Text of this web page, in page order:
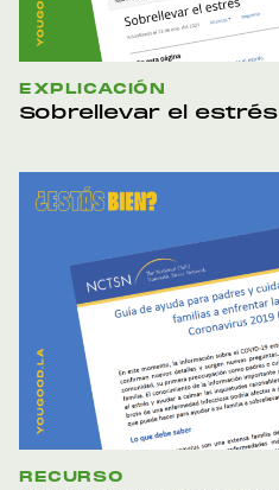
EXPLICACIÓN
Sobrellevar el estrés
RECURSO